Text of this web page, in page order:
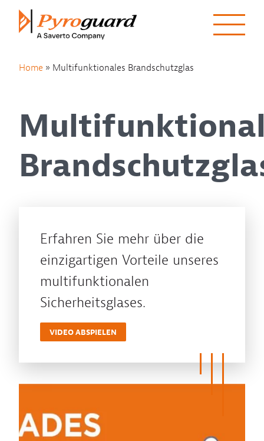
Skip to content
Home » Multifunktionales Brandschutzglas
Erfahren Sie mehr über die
einzigartigen Vorteile unseres
multifunktionalen
Sicherheitsglases.
VIDEO ABSPIELEN